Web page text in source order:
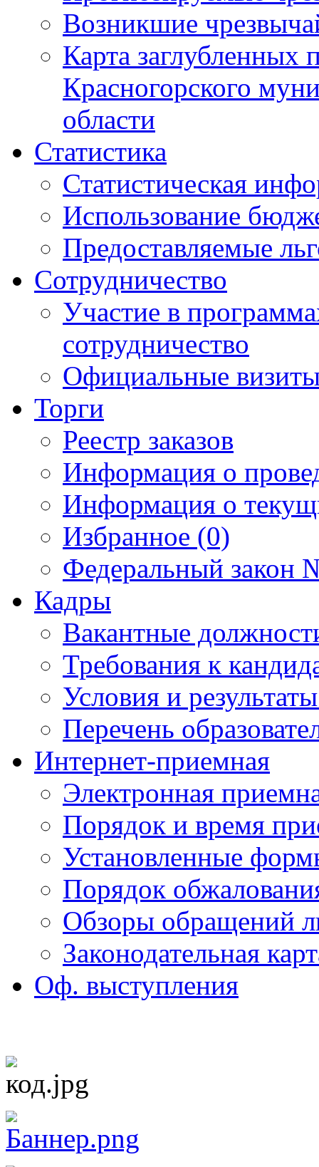
Возникшие
Карта
Красногорского
области
Статистика
Статистическая
Использование
Предоставляемые
Сотрудничество
Участие в
сотрудничество
Официальные
Торги
Реестр заказов
Информация о
Информация о
Избранное (0)
Федеральный закон
Кадры
Вакантные
Требования к
Условия и
Перечень
Интернет-приемная
Электронная
Порядок и время
Установленные
Порядок
Обзоры обращений
Законодательная
Оф. выступления